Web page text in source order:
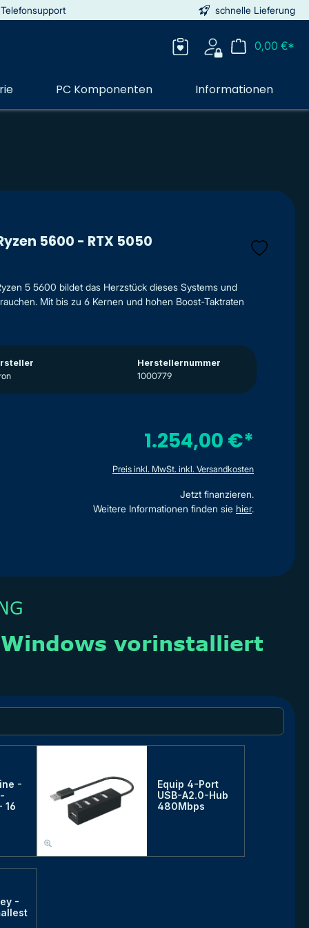
schnelle Lieferung
0,00 €*
PC Komponenten Informationen
5600 - RTX 5050
5 5600 bildet das Herzstück dieses Systems und
Mit bis zu 6 Kernen und hohen Boost-Taktraten
Herstellernummer
1000779
1.254,00 €*
Preis inkl. MwSt. inkl. Versandkosten
Jetzt finanzieren.
Weitere Informationen finden sie hier.
-
16
Equip 4-Port
USB-A2.0-Hub
480Mbps
-